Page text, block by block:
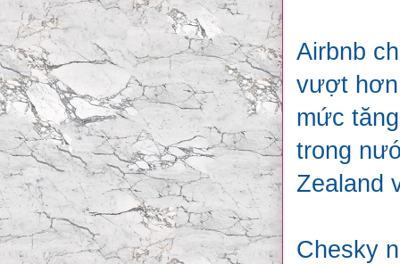
Airbnb
vượt hơn
mức
trong
Zealand
Chesky